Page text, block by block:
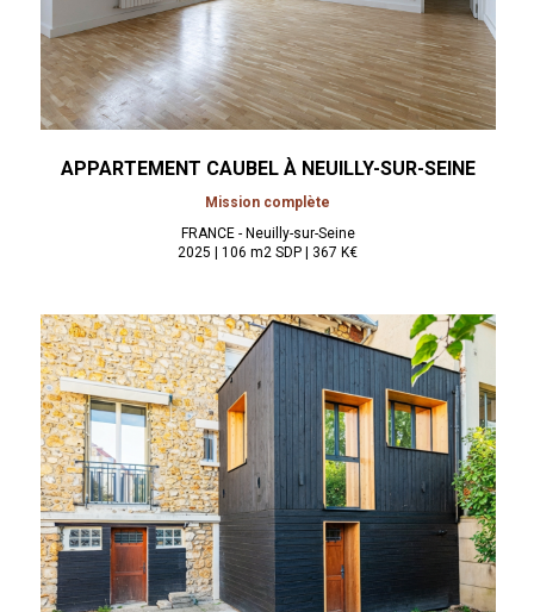
APPARTEMENT CAUBEL À NEUILLY-SUR-SEINE
Mission complète
FRANCE - Neuilly-sur-Seine
2025 | 106 m2 SDP | 367 K€